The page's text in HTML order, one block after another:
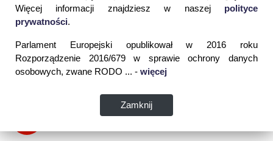
Więcej informacji znajdziesz w naszej polityce
prywatności.
Parlament Europejski opublikował w 2016 roku
Rozporządzenie 2016/679 w sprawie ochrony danych
osobowych, zwane RODO ... - więcej
Zamknij